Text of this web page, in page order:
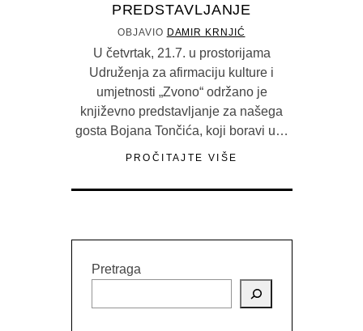
PREDSTAVLJANJE
OBJAVIO DAMIR KRNJIĆ
U četvrtak, 21.7. u prostorijama
Udruženja za afirmaciju kulture i
umjetnosti „Zvono“ održano je
književno predstavljanje za našega
gosta Bojana Tončića, koji boravi u…
PROČITAJTE VIŠE
Pretraga